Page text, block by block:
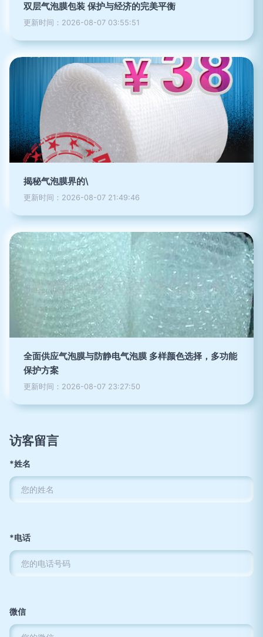
双层气泡膜包装 保护与经济的完美平衡
更新时间：2026-08-07 03:55:51
揭秘气泡膜界的\
更新时间：2026-08-07 21:49:46
全面供应气泡膜与防静电气泡膜 多样颜色选择，多功能
保护方案
更新时间：2026-08-07 23:27:50
访客留言
*姓名
*电话
微信